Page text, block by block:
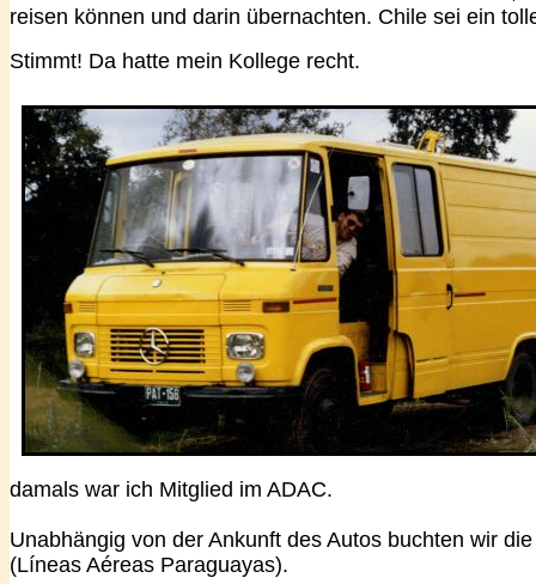
reisen können und darin übernachten. Chile sei ein
Stimmt! Da hatte mein Kollege recht.
damals war ich Mitglied im ADAC.
Unabhängig von der Ankunft des Autos buchten wir
(Líneas Aéreas Paraguayas).